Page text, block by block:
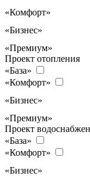
«Комфорт»
«Бизнес»
«Премиум»
Проект отопления
«База»
«Комфорт»
«Бизнес»
«Премиум»
Проект
«База»
«Комфорт»
«Бизнес»